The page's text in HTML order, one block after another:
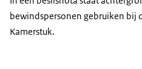
bewindspersonen gebruiken bij
Kamerstuk.